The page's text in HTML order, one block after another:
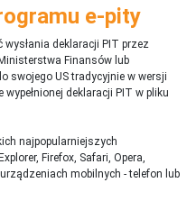
e-pity
deklaracji PIT przez
Finansów lub
swojego US tradycyjnie w wersji
deklaracji PIT w pliku
najpopularniejszych
Firefox, Safari, Opera,
mobilnych - telefon lub